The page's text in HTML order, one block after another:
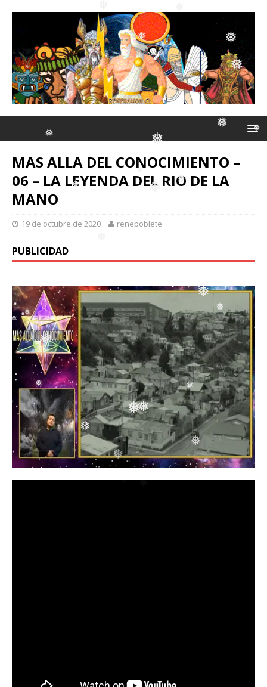
❅
❅
❅
❅ ❅
❅
❅
❅
❅
❅
❅
❅
❅
❅
❅
❅
❅
❅
❅
❅
MAS ALLA DEL CONOCIMIENTO –
06 – LA LEYENDA DEL RIO DE LA
MANO
19 de octubre de 2020 renepoblete
PUBLICIDAD